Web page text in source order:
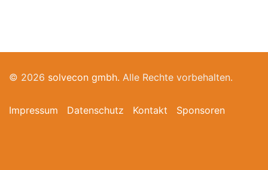
© 2026 solvecon gmbh. Alle Rechte vorbehalten.
Impressum Datenschutz Kontakt Sponsoren